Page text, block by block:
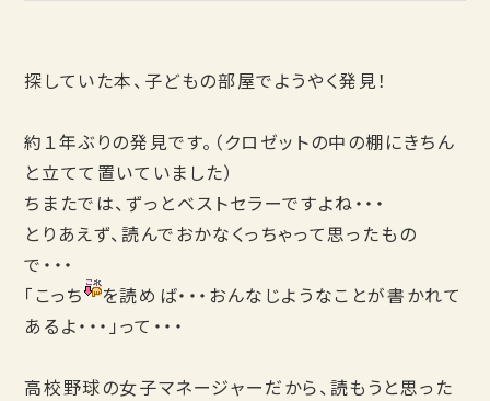
探していた本、子どもの部屋でようやく発見！
約１年ぶりの発見です。（クロゼットの中の棚にきちん
と立てて置いていました）
ちまたでは、ずっとベストセラーですよね・・・
とりあえず、読んでおかなくっちゃって思ったもの
で・・・
「こっち
を読めば・・・おんなじようなことが書かれて
あるよ・・・」って・・・
高校野球の女子マネージャーだから、読もうと思った